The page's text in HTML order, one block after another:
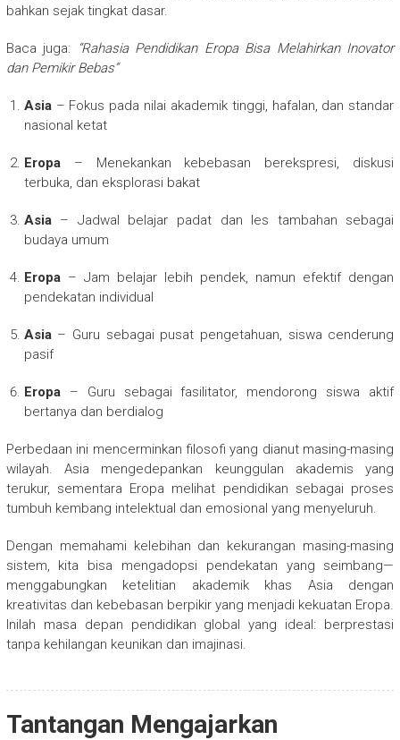
bahkan sejak tingkat dasar.
Baca juga:
“Rahasia Pendidikan Eropa Bisa Melahirkan Inovator
dan Pemikir Bebas”
Asia– Fokus pada nilai akademik tinggi, hafalan, dan standar
nasional ketat
Eropa– Menekankan kebebasan berekspresi, diskusi
terbuka, dan eksplorasi bakat
Asia– Jadwal belajar padat dan les tambahan sebagai
budaya umum
Eropa– Jam belajar lebih pendek, namun efektif dengan
pendekatan individual
Asia– Guru sebagai pusat pengetahuan, siswa cenderung
pasif
Eropa– Guru sebagai fasilitator, mendorong siswa aktif
bertanya dan berdialog
Perbedaan ini mencerminkan filosofi yang dianut masing-masing
wilayah. Asia mengedepankan keunggulan akademis yang
terukur, sementara Eropa melihat pendidikan sebagai proses
tumbuh kembang intelektual dan emosional yang menyeluruh.
Dengan memahami kelebihan dan kekurangan masing-masing
sistem, kita bisa mengadopsi pendekatan yang seimbang—
menggabungkan ketelitian akademik khas Asia dengan
kreativitas dan kebebasan berpikir yang menjadi kekuatan Eropa.
Inilah masa depan pendidikan global yang ideal: berprestasi
tanpa kehilangan keunikan dan imajinasi.
Tantangan Mengajarkan